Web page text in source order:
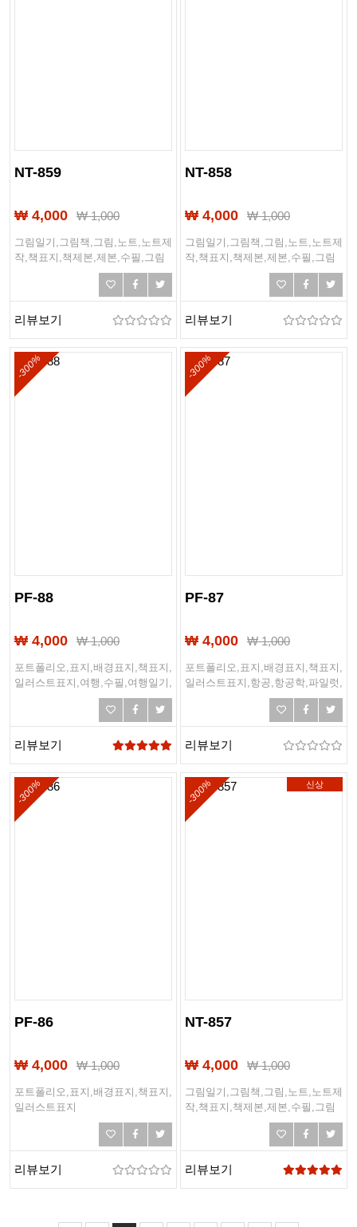
NT-859
₩ 4,000 ₩1,000
그림일기,그림책,그림,노트,노트제
작,책표지,책제본,제본,수필,그림
일기장,일기,일기장
리뷰보기
NT-858
₩ 4,000 ₩1,000
그림일기,그림책,그림,노트,노트제
작,책표지,책제본,제본,수필,그림
일기장,일기,일기장
리뷰보기
-300%
PF-88
₩ 4,000 ₩1,000
포트폴리오,표지,배경표지,책표지,
일러스트표지,여행,수필,여행일기,
일기장,바다,풍경,하와이,자서전
리뷰보기
-300%
PF-87
₩ 4,000 ₩1,000
포트폴리오,표지,배경표지,책표지,
일러스트표지,항공,항공학,파일럿,
항공교재,항공운항과,항공운항,조
리뷰보기
-300%
PF-86
₩ 4,000 ₩1,000
포트폴리오,표지,배경표지,책표지,
일러스트표지
리뷰보기
신상
-300%
NT-857
₩ 4,000 ₩1,000
그림일기,그림책,그림,노트,노트제
작,책표지,책제본,제본,수필,그림
일기장,일기,일기장
리뷰보기